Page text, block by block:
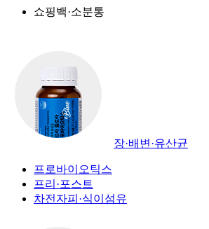
쇼핑백·소분통
장·배변·유산균
프로바이오틱스
프리·포스트
차전자피·식이섬유